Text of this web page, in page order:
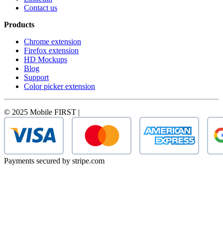
Contact us
Products
Chrome extension
Firefox extension
HD Mockups
Blog
Support
Color picker extension
© 2025 Mobile FIRST |
Payments secured by stripe.com